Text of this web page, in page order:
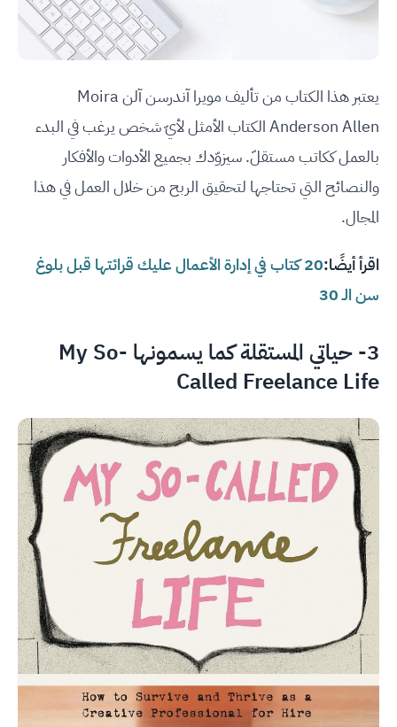
يعتبر هذا الكتاب من تأليف مويرا آندرسن آلن Moira
Anderson Allen الكتاب الأمثل لأيّ شخص يرغب في البدء
بالعمل ككاتب مستقلّ. سيزوّدك بجميع الأدوات والأفكار
والنصائح التي تحتاجها لتحقيق الربح من خلال العمل في هذا
المجال.
اقرأ أيضًا:
20 كتاب في إدارة الأعمال عليك قرائتها قبل بلوغ
سن الـ 30
3- حياتي المستقلة كما يسمونها My So-
Called Freelance Life